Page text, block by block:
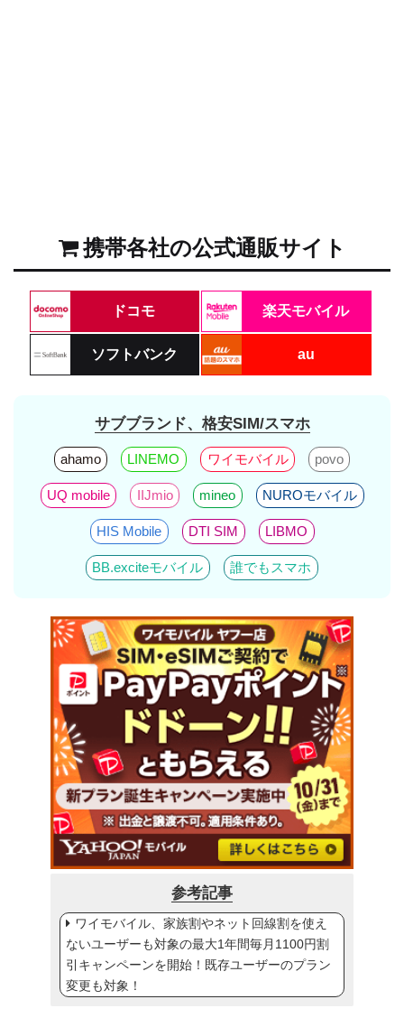
携帯各社の公式通販サイト
ドコモ 楽天モバイル
ソフトバンク au
サブブランド、格安SIM/スマホ
ahamo LINEMO ワイモバイル povo
UQ mobile IIJmio mineo NUROモバイル
HIS Mobile DTI SIM LIBMO
BB.exciteモバイル 誰でもスマホ
参考記事
ワイモバイル、家族割やネット回線割を使え
ないユーザーも対象の最大1年間毎月1100円割
引キャンペーンを開始！既存ユーザーのプラン
変更も対象！